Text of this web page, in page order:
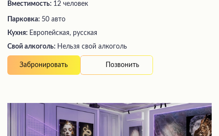
Вместимость: 12 человек
Парковка: 50 авто
Кухня: Европейская, русская
Свой алкоголь: Нельзя свой алкоголь
Забронировать Позвонить